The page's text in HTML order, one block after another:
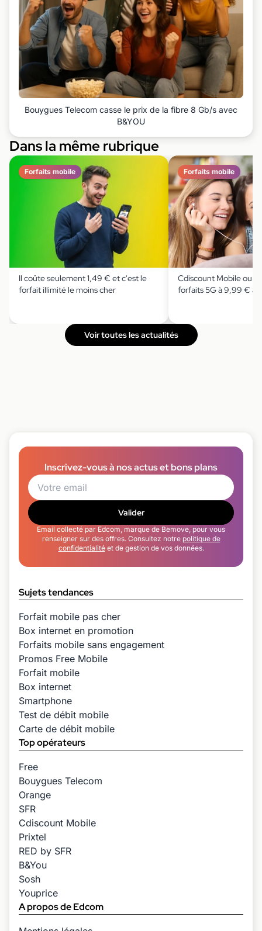
Bouygues Telecom casse le prix de la fibre 8 Gb/s avec
B&YOU
Dans la même rubrique
Forfaits mobile
Il coûte seulement 1,49 € et c'est le
forfait illimité le moins cher
Forfaits mobile
Cdiscount Mobile ou
forfaits 5G à 9,99 € au
Voir toutes les actualités
Inscrivez-vous à nos actus et bons plans
Valider
Email collecté par Edcom, marque de Bemove, pour vous
renseigner sur des offres. Consultez notre politique de
confidentialitéet de gestion de vos données.
Sujets tendances
Forfait mobile pas cher
Box internet en promotion
Forfaits mobile sans engagement
Promos Free Mobile
Forfait mobile
Box internet
Smartphone
Test de débit mobile
Carte de débit mobile
Top opérateurs
Free
Bouygues Telecom
Orange
SFR
Cdiscount Mobile
Prixtel
RED by SFR
B&You
Sosh
Youprice
A propos de Edcom